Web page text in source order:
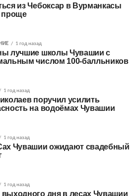
из Чебоксар в Вурманкасы
проще
1 год назад
лучшие школы Чувашии с
числом 100-балльников
1 год назад
поручил усилить
на водоёмах Чувашии
1 год назад
Чувашии ожидают свадебный
1 год назад
дня в лесах Чувашии